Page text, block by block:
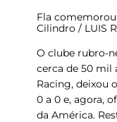
Fla
Cilindro / LUIS
O clube rubro-
cerca de 50 mil
Racing, deixou
0 a 0 e, agora,
da América.